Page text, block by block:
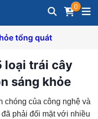
0
tổng quát
loại trái cây
sáng khỏe
chóng của công nghệ và
phải đối mặt với nhiều